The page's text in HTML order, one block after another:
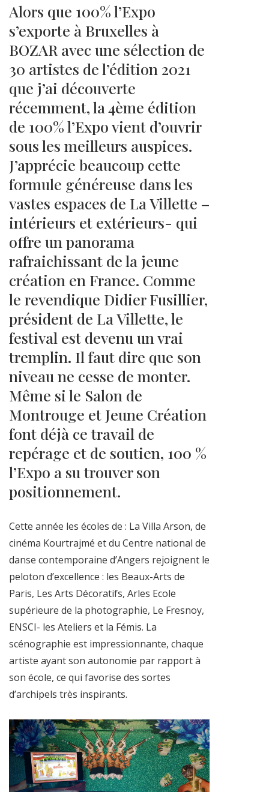
Alors que 100% l’Expo
s’exporte à Bruxelles à
BOZAR avec une sélection de
30 artistes de l’édition 2021
que j’ai découverte
récemment, la 4ème édition
de 100% l’Expo vient d’ouvrir
sous les meilleurs auspices.
J’apprécie beaucoup cette
formule généreuse dans les
vastes espaces de La Villette –
intérieurs et extérieurs- qui
offre un panorama
rafraichissant de la jeune
création en France. Comme
le revendique Didier Fusillier,
président de La Villette, le
festival est devenu un vrai
tremplin. Il faut dire que son
niveau ne cesse de monter.
Même si le Salon de
Montrouge et Jeune Création
font déjà ce travail de
repérage et de soutien, 100 %
l’Expo a su trouver son
positionnement.
Cette année les écoles de : La Villa Arson, de
cinéma Kourtrajmé et du Centre national de
danse contemporaine d’Angers rejoignent le
peloton d’excellence : les Beaux-Arts de
Paris, Les Arts Décoratifs, Arles Ecole
supérieure de la photographie, Le Fresnoy,
ENSCI- les Ateliers et la Fémis. La
scénographie est impressionnante, chaque
artiste ayant son autonomie par rapport à
son école, ce qui favorise des sortes
d’archipels très inspirants.